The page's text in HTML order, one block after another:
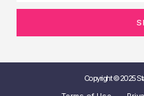
Copyright © 2025